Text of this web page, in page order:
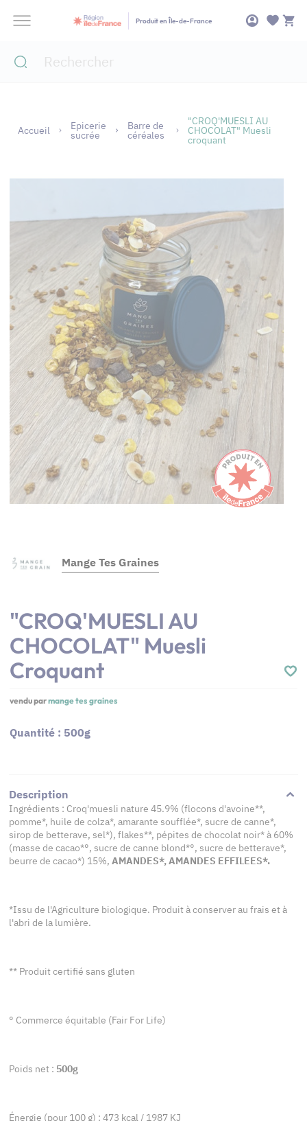
Produit en Île-de-France
Accueil Epicerie
sucrée
Barre de
céréales
"CROQ'MUESLI AU
CHOCOLAT" Muesli
croquant
Mange Tes Graines
"CROQ'MUESLI AU
CHOCOLAT" Muesli
Croquant
vendu parmange tes graines
Quantité : 500g
Description
Ingrédients : Croq'muesli nature 45.9% (flocons d'avoine**,
pomme*, huile de colza*, amarante soufflée*, sucre de canne*,
sirop de betterave, sel*), flakes**, pépites de chocolat noir* à 60%
(masse de cacao*°, sucre de canne blond*°, sucre de betterave*,
beurre de cacao*) 15%, AMANDES*, AMANDES EFFILEES*.
*Issu de l'Agriculture biologique. Produit à conserver au frais et à
l'abri de la lumière.
** Produit certifié sans gluten
° Commerce équitable (Fair For Life)
Poids net : 500g
Énergie (pour 100 g) : 473 kcal / 1987 KJ